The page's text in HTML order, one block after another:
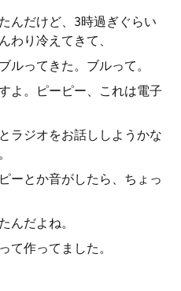
んだけど、3時過ぎぐらい
わり冷えてきて、
ルってきた。ブルって。
よ。ピーピー、これは電子
ラジオをお話ししようかな
ーとか音がしたら、ちょっ
んだよね。
て作ってました。